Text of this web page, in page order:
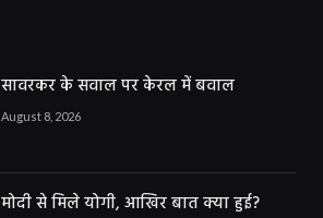
सावरकर के सवाल पर केरल में बवाल
August 8, 2026
मोदी से मिले योगी, आखिर बात क्या हुई?